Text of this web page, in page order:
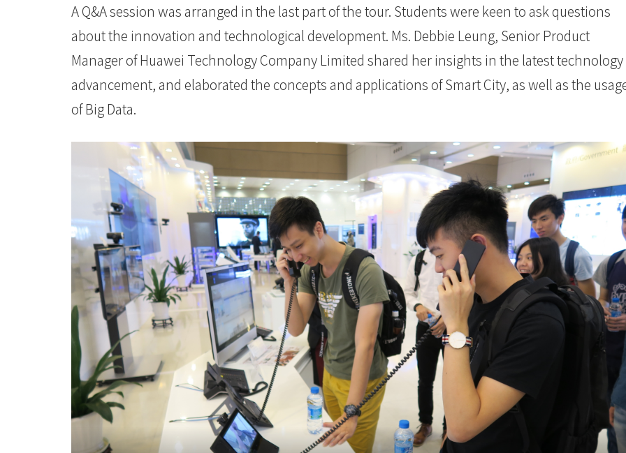
A Q&A session was arranged in the last part of the tour. Students were keen to ask questions
about the innovation and technological development. Ms. Debbie Leung, Senior Product
Manager of Huawei Technology Company Limited shared her insights in the latest technology
advancement, and elaborated the concepts and applications of Smart City, as well as the
of Big Data.